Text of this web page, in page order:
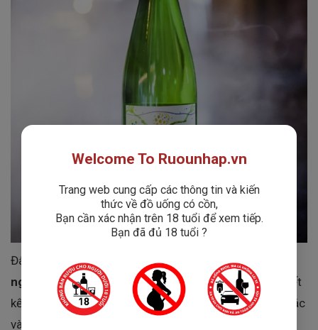
Đây không chỉ đơn thuần là rượu, mà là
một tác phẩm
nghệ thuật trong hình hài của một chai vang, từ thiết
kế nhãn
Art Seriescho đến hương vị tinh gọn, chuẩn xác
và thanh lịch. Nếu bạn đang tìm một chai vang trắng
Welcome To Ruounhap.vn
Trang web cung cấp các thông tin và kiến
thức về đồ uống có cồn,
Bạn cần xác nhận trên 18 tuổi để xem tiếp.
Bạn đã đủ 18 tuổi ?